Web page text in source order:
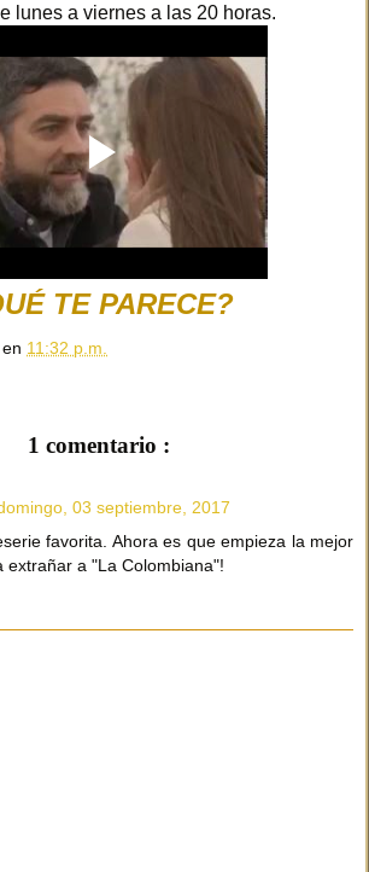
lunes a viernes a las 20 horas.
TE PARECE?
en 11:32 p.m.
1 comentario :
03 septiembre, 2017
favorita. Ahora es que empieza la mejor
extrañar a "La Colombiana"!